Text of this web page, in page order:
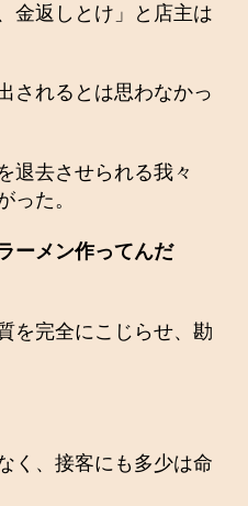
金返しとけ」と店主は
されるとは思わなかっ
退去させられる我々
った。
ーメン作ってんだ
を完全にこじらせ、勘
く、接客にも多少は命